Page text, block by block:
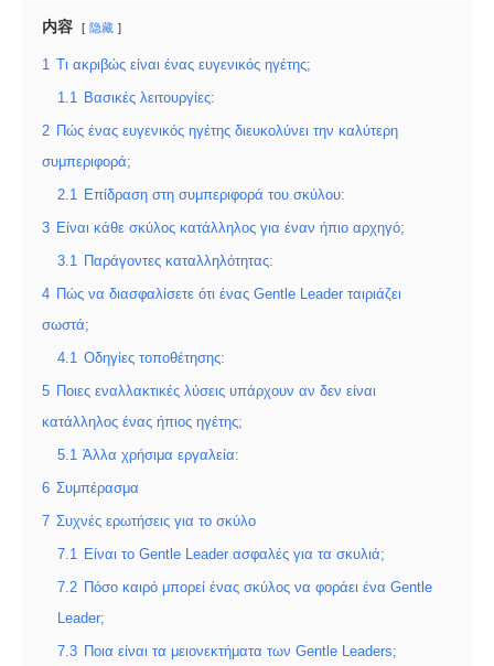
内容 隐藏
1 Τι ακριβώς είναι ένας ευγενικός ηγέτης;
1.1 Βασικές λειτουργίες:
2
Πώς ένας ευγενικός ηγέτης διευκολύνει την καλύτερη
συμπεριφορά;
2.1 Επίδραση στη συμπεριφορά του σκύλου:
3 Είναι κάθε σκύλος κατάλληλος για έναν ήπιο αρχηγό;
3.1 Παράγοντες καταλληλότητας:
4
Πώς να διασφαλίσετε ότι ένας Gentle Leader ταιριάζει
σωστά;
4.1 Οδηγίες τοποθέτησης:
5
Ποιες εναλλακτικές λύσεις υπάρχουν αν δεν είναι
κατάλληλος ένας ήπιος ηγέτης;
5.1 Άλλα χρήσιμα εργαλεία:
6 Συμπέρασμα
7 Συχνές ερωτήσεις για το σκύλο
7.1 Είναι το Gentle Leader ασφαλές για τα σκυλιά;
7.2
Πόσο καιρό μπορεί ένας σκύλος να φοράει ένα Gentle
Leader;
7.3 Ποια είναι τα μειονεκτήματα των Gentle Leaders;